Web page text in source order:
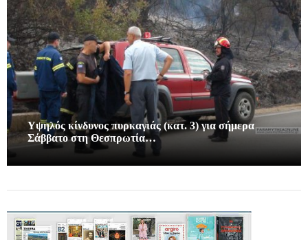
Υψηλός κίνδυνος πυρκαγιάς (κατ. 3) για σήμερα
Σάββατο στη Θεσπρωτία…